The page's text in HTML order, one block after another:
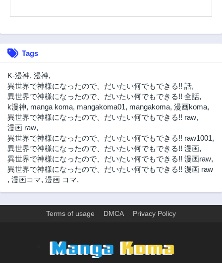
第42話
2年前
第40話
2年前 2年前
第38話
2年前
第37話
2年前
第36話
2年前 2年前
第34話
2年前
第33話
2年前
第32話
2年前
第31話
2年前
第25話
Tags
K-漫神, 漫神,
異世界で神様になったので、だいたい何でもできる!! 話,
異世界で神様になったので、だいたい何でもできる!! 全話,
k漫神, manga koma, mangakoma01, mangakoma, 漫画koma,
異世界で神様になったので、だいたい何でもできる!! raw,
漫画 raw,
異世界で神様になったので、だいたい何でもできる!! raw1001,
異世界で神様になったので、だいたい何でもできる!! 漫画,
異世界で神様になったので、だいたい何でもできる!! 漫画raw,
異世界で神様になったので、だいたい何でもできる!! 漫画 raw
, 漫画コマ, 漫画 コマ,
Terms of usage DMCA Privacy Policy